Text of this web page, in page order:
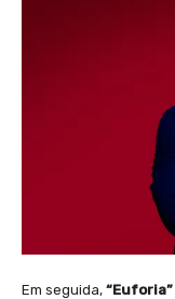
Em seguida, “Euforia”